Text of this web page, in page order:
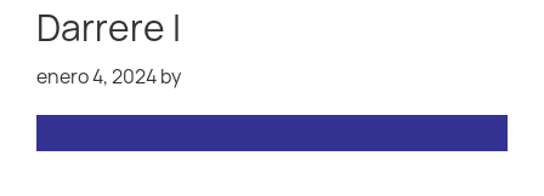
Darrere I
enero 4, 2024by